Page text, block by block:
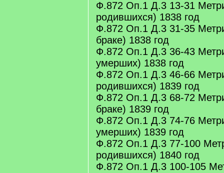
Ф.872 Оп.1 Д.3 13-31
родившихся) 1838 год
Ф.872 Оп.1 Д.3 31-35
браке) 1838 год
Ф.872 Оп.1 Д.3 36-43
умерших) 1838 год
Ф.872 Оп.1 Д.3 46-66
родившихся) 1839 год
Ф.872 Оп.1 Д.3 68-72
браке) 1839 год
Ф.872 Оп.1 Д.3 74-76
умерших) 1839 год
Ф.872 Оп.1 Д.3 77-100
родившихся) 1840 год
Ф.872 Оп.1 Д.3 100-105